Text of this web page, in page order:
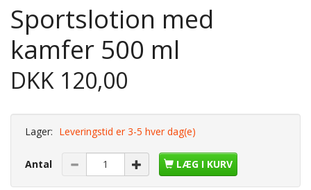
Sportslotion med
kamfer 500 ml
DKK 120,00
Lager: Leveringstid er 3-5 hver dag(e)
Antal LÆG I KURV